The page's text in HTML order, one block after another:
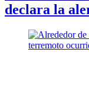
declara la